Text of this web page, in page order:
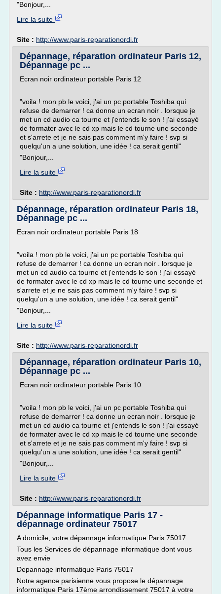
"Bonjour,...
Lire la suite
Site : http://www.paris-reparationordi.fr
Dépannage, réparation ordinateur Paris 12,
Dépannage pc ...
Ecran noir ordinateur portable Paris 12
"voila ! mon pb le voici, j'ai un pc portable Toshiba qui
refuse de demarrer ! ca donne un ecran noir . lorsque je
met un cd audio ca tourne et j'entends le son ! j'ai essayé
de formater avec le cd xp mais le cd tourne une seconde
et s'arrete et je ne sais pas comment m'y faire ! svp si
quelqu'un a une solution, une idée ! ca serait gentil"
"Bonjour,...
Lire la suite
Site : http://www.paris-reparationordi.fr
Dépannage, réparation ordinateur Paris 18,
Dépannage pc ...
Ecran noir ordinateur portable Paris 18
"voila ! mon pb le voici, j'ai un pc portable Toshiba qui
refuse de demarrer ! ca donne un ecran noir . lorsque je
met un cd audio ca tourne et j'entends le son ! j'ai essayé
de formater avec le cd xp mais le cd tourne une seconde et
s'arrete et je ne sais pas comment m'y faire ! svp si
quelqu'un a une solution, une idée ! ca serait gentil"
"Bonjour,...
Lire la suite
Site : http://www.paris-reparationordi.fr
Dépannage, réparation ordinateur Paris 10,
Dépannage pc ...
Ecran noir ordinateur portable Paris 10
"voila ! mon pb le voici, j'ai un pc portable Toshiba qui
refuse de demarrer ! ca donne un ecran noir . lorsque je
met un cd audio ca tourne et j'entends le son ! j'ai essayé
de formater avec le cd xp mais le cd tourne une seconde
et s'arrete et je ne sais pas comment m'y faire ! svp si
quelqu'un a une solution, une idée ! ca serait gentil"
"Bonjour,...
Lire la suite
Site : http://www.paris-reparationordi.fr
Dépannage informatique Paris 17 -
dépannage ordinateur 75017
A domicile, votre dépannage informatique Paris 75017
Tous les Services de dépannage informatique dont vous
avez envie
Depannage informatique Paris 75017
Notre agence parisienne vous propose le dépannage
informatique Paris 17ème arrondissement 75017 à votre